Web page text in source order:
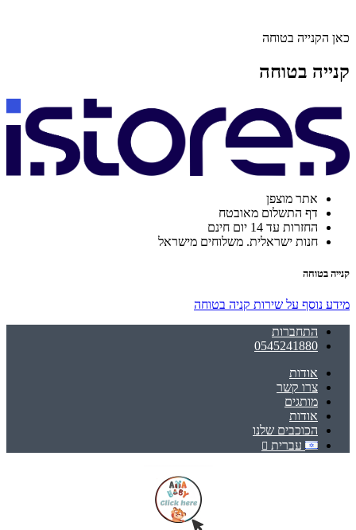
כאן הקנייה בטוחה
קנייה בטוחה
אתר מוצפן
דף התשלום מאובטח
החזרות עד 14 יום חינם
חנות ישראלית. משלוחים מישראל
קנייה בטוחה
מידע נוסף על שירות קניה בטוחה
התחברות
0545241880
אודות
צרו קשר
מותגים
אודות
הכוכבים שלנו
עברית